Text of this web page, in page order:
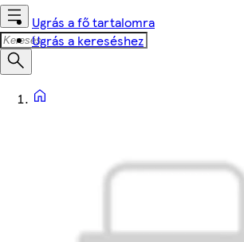
Ugrás a fő tartalomra
Ugrás a kereséshez